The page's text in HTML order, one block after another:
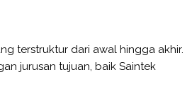
terstruktur dari awal hingga akhir.
jurusan tujuan, baik Saintek